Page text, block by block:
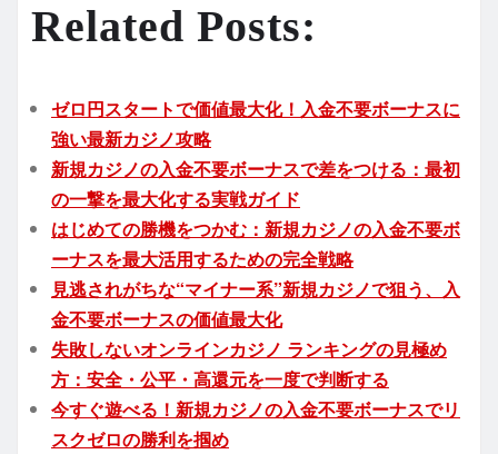
Related Posts:
ゼロ円スタートで価値最大化！入金不要ボーナスに
強い最新カジノ攻略
新規カジノの入金不要ボーナスで差をつける：最初
の一撃を最大化する実戦ガイド
はじめての勝機をつかむ：新規カジノの入金不要ボ
ーナスを最大活用するための完全戦略
見逃されがちな“マイナー系”新規カジノで狙う、入
金不要ボーナスの価値最大化
失敗しないオンラインカジノ ランキングの見極め
方：安全・公平・高還元を一度で判断する
今すぐ遊べる！新規カジノの入金不要ボーナスでリ
スクゼロの勝利を掴め